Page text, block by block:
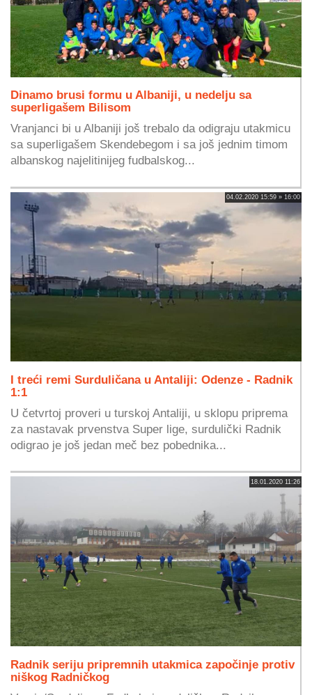
Dinamo brusi formu u Albaniji, u nedelju sa
superligašem Bilisom
Vranjanci bi u Albaniji još trebalo da odigraju utakmicu
sa superligašem Skendebegom i sa još jednim timom
albanskog najelitinijeg fudbalskog...
04.02.2020 15:59 » 16:00
I treći remi Surduličana u Antaliji: Odenze - Radnik
1:1
U četvrtoj proveri u turskoj Antaliji, u sklopu priprema
za nastavak prvenstva Super lige, surdulički Radnik
odigrao je još jedan meč bez pobednika...
18.01.2020 11:26
Radnik seriju pripremnih utakmica započinje protiv
niškog Radničkog